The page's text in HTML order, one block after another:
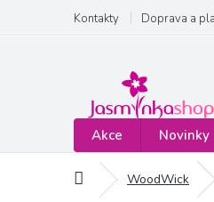
obsah
Kontakty Doprava a
Akce Novinky
Domů WoodWick